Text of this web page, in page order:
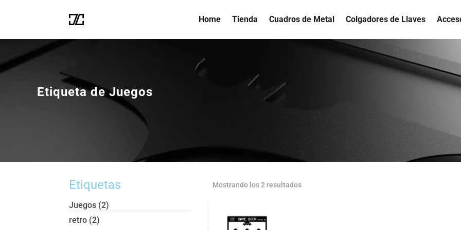
Home Tienda Cuadros de Metal Colgadores de Llaves
Etiqueta de Juegos
Etiquetas
Juegos (2)
retro (2)
Mostrando los 2 resultadosOrdenado